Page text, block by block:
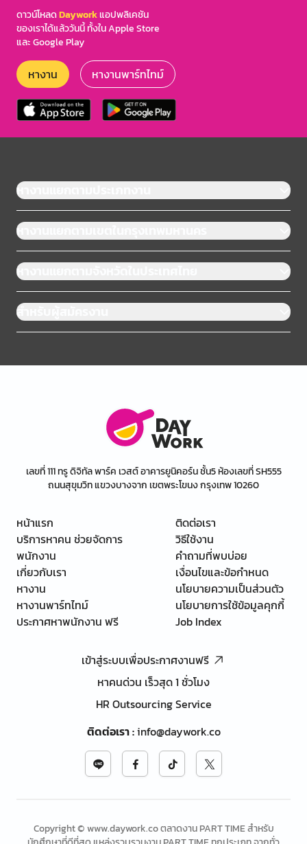
ดาวน์โหลดDayworkแอปพลิเคชัน
ของเราได้แล้ววันนี้ ทั้งใน Apple Store
และ Google Play
หางาน หางานพาร์ทไทม์
หางานแยกตามประเภทงาน
หางานแยกตามเขตในกรุงเทพมหานคร
หางานแยกตามจังหวัดในประเทศไทย
สำหรับผู้สมัครงาน
เลขที่ 111 ทรู ดิจิทัล พาร์ค เวสต์ อาคารยูนิคอร์น ชั้น5 ห้องเลขที่ SH555
ถนนสุขุมวิท แขวงบางจาก เขตพระโขนง กรุงเทพ 10260
หน้าแรก
บริการหาคน ช่วยจัดการ
พนักงาน
เกี่ยวกับเรา
หางาน
หางานพาร์ทไทม์
ประกาศหาพนักงาน ฟรี
ติดต่อเรา
วิธีใช้งาน
คำถามที่พบบ่อย
เงื่อนไขและข้อกำหนด
นโยบายความเป็นส่วนตัว
นโยบายการใช้ข้อมูลคุกกี้
Job Index
เข้าสู่ระบบเพื่อประกาศงานฟรี
หาคนด่วน เร็วสุด 1 ชั่วโมง
HR Outsourcing Service
ติดต่อเรา:info@daywork.co
Copyright © www.daywork.co ตลาดงาน PART TIME สำหรับ